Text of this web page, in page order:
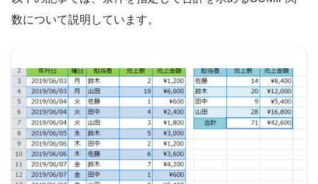
数について説明しています。